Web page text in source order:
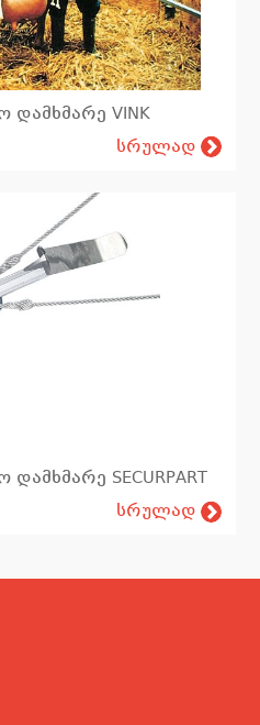
დამხმარე VINK
სრულად
SECURPART
სრულად